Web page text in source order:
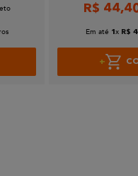
R$ 44,
Em até 1x R$